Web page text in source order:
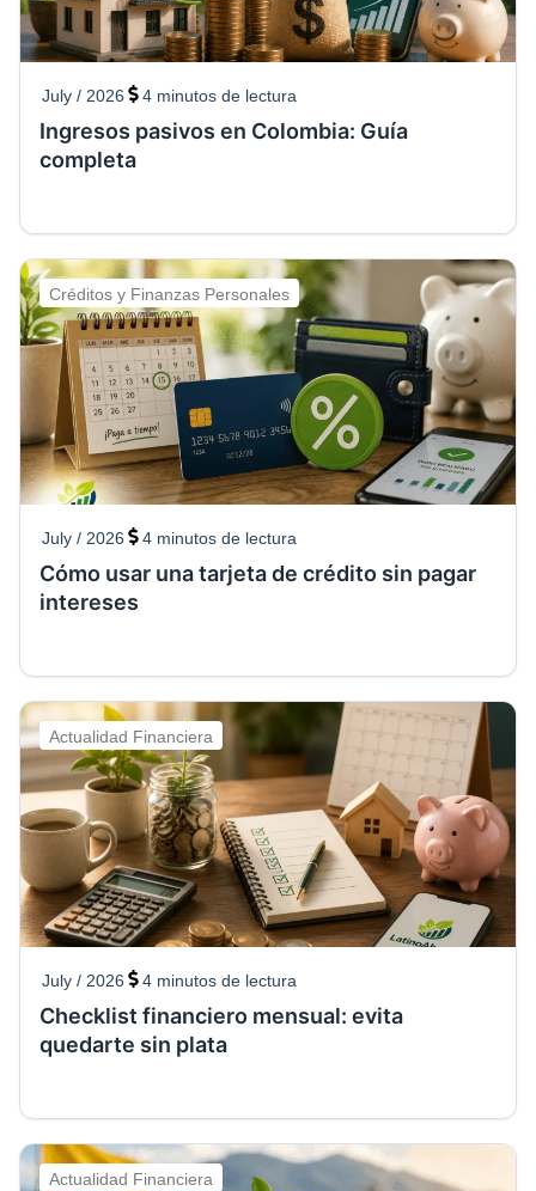
July / 2026 4 minutos de lectura
Ingresos pasivos en Colombia: Guía
completa
Créditos y Finanzas Personales
July / 2026 4 minutos de lectura
Cómo usar una tarjeta de crédito sin pagar
intereses
Actualidad Financiera
July / 2026 4 minutos de lectura
Checklist financiero mensual: evita
quedarte sin plata
Actualidad Financiera